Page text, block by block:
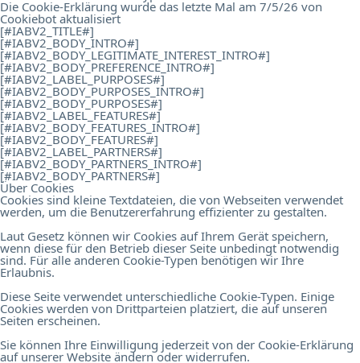
Die Cookie-Erklärung wurde das letzte Mal am 7/5/26 von
Cookiebot aktualisiert
[#IABV2_TITLE#]
[#IABV2_BODY_INTRO#]
[#IABV2_BODY_LEGITIMATE_INTEREST_INTRO#]
[#IABV2_BODY_PREFERENCE_INTRO#]
[#IABV2_LABEL_PURPOSES#]
[#IABV2_BODY_PURPOSES_INTRO#]
[#IABV2_BODY_PURPOSES#]
[#IABV2_LABEL_FEATURES#]
[#IABV2_BODY_FEATURES_INTRO#]
[#IABV2_BODY_FEATURES#]
[#IABV2_LABEL_PARTNERS#]
[#IABV2_BODY_PARTNERS_INTRO#]
[#IABV2_BODY_PARTNERS#]
Über Cookies
Cookies sind kleine Textdateien, die von Webseiten verwendet
werden, um die Benutzererfahrung effizienter zu gestalten.
Laut Gesetz können wir Cookies auf Ihrem Gerät speichern,
wenn diese für den Betrieb dieser Seite unbedingt notwendig
sind. Für alle anderen Cookie-Typen benötigen wir Ihre
Erlaubnis.
Diese Seite verwendet unterschiedliche Cookie-Typen. Einige
Cookies werden von Drittparteien platziert, die auf unseren
Seiten erscheinen.
Sie können Ihre Einwilligung jederzeit von der Cookie-Erklärung
auf unserer Website ändern oder widerrufen.